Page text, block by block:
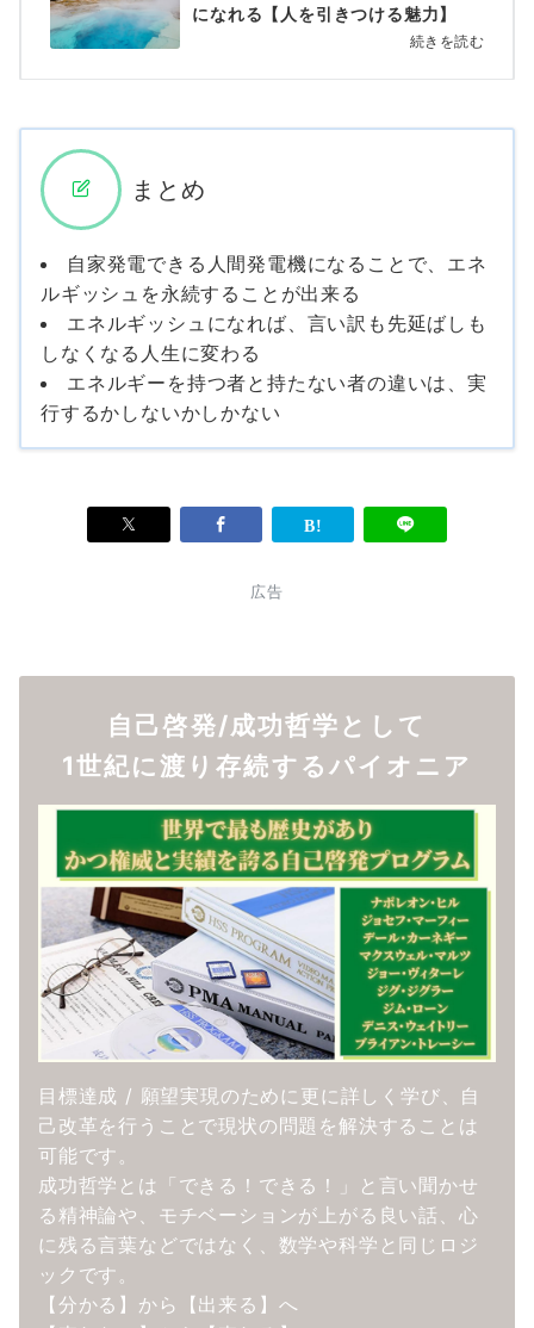
になれる【人を引きつける魅力】
続きを読む
まとめ
自家発電できる人間発電機になることで、エネ
ルギッシュを永続することが出来る
エネルギッシュになれば、言い訳も先延ばしも
しなくなる人生に変わる
エネルギーを持つ者と持たない者の違いは、実
行するかしないかしかない
広告
自己啓発/成功哲学として
1世紀に渡り存続するパイオニア
目標達成 / 願望実現のために更に詳しく学び、自
己改革を行うことで現状の問題を解決することは
可能です。
成功哲学とは「できる！できる！」と言い聞かせ
る精神論や、モチベーションが上がる良い話、心
に残る言葉などではなく、数学や科学と同じロジ
ックです。
【分かる】から【出来る】へ